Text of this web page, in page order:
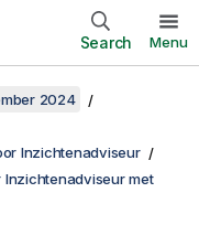
Search Menu
2024
Inzichtenadviseur
met